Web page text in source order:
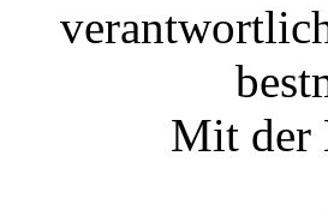
Mit der